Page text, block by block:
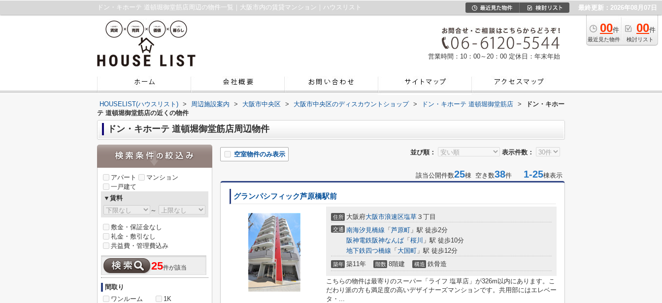
ドン・キホーテ 道頓堀御堂筋店周辺の物件一覧｜大阪市内の賃貸マンション｜ハウスリスト 最終更新：2026年08月07日
00件
最近見た物件
00件
検討リスト
営業時間：10：00～20：00 定休日：年末年始
HOUSELIST(ハウスリスト) > 周辺施設案内 > 大阪市中央区 > 大阪市中央区のディスカウントショップ > ドン・キホーテ 道頓堀御堂筋店 >
ドン・キホー
テ 道頓堀御堂筋店の近くの物件
ドン・キホーテ 道頓堀御堂筋店周辺物件
並び順： 表示件数：
空室物件のみ表示
該当公開件数25棟 空き数38件 1-25棟表示
グランパシフィック芦原橋駅前
住所 大阪府大阪市浪速区塩草 ３丁目
交通 南海汐見橋線 「 芦原町 」駅 徒歩2分
阪神電鉄阪神なんば 「 桜川 」駅 徒歩10分
地下鉄四つ橋線 「 大国町 」駅 徒歩12分
築年 築11年 階数 8階建 構造 鉄骨造
こちらの物件は最寄りのスーパー「ライフ 塩草店」が326m以内にあります。こ
だわり派の方も満足度の高いデザイナーズマンションです。共用部にはエレベー
タ・...
アパート
マンション
一戸建て
▼賃料
～
敷金・保証金なし
礼金・敷引なし
共益費・管理費込み
25件が該当
間取り
ワンルーム
1K